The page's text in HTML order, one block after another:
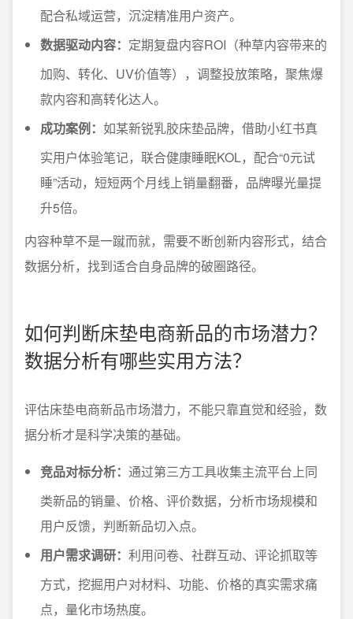
配合私域运营，沉淀精准用户资产。
数据驱动内容： 定期复盘内容ROI（种草内容带来的
加购、转化、UV价值等），调整投放策略，聚焦爆
款内容和高转化达人。
成功案例： 如某新锐乳胶床垫品牌，借助小红书真
实用户体验笔记，联合健康睡眠KOL，配合“0元试
睡”活动，短短两个月线上销量翻番，品牌曝光量提
升5倍。
内容种草不是一蹴而就，需要不断创新内容形式，结合
数据分析，找到适合自身品牌的破圈路径。
如何判断床垫电商新品的市场潜力？
数据分析有哪些实用方法？
评估床垫电商新品市场潜力，不能只靠直觉和经验，数
据分析才是科学决策的基础。
竞品对标分析： 通过第三方工具收集主流平台上同
类新品的销量、价格、评价数据，分析市场规模和
用户反馈，判断新品切入点。
用户需求调研： 利用问卷、社群互动、评论抓取等
方式，挖掘用户对材料、功能、价格的真实需求痛
点，量化市场热度。